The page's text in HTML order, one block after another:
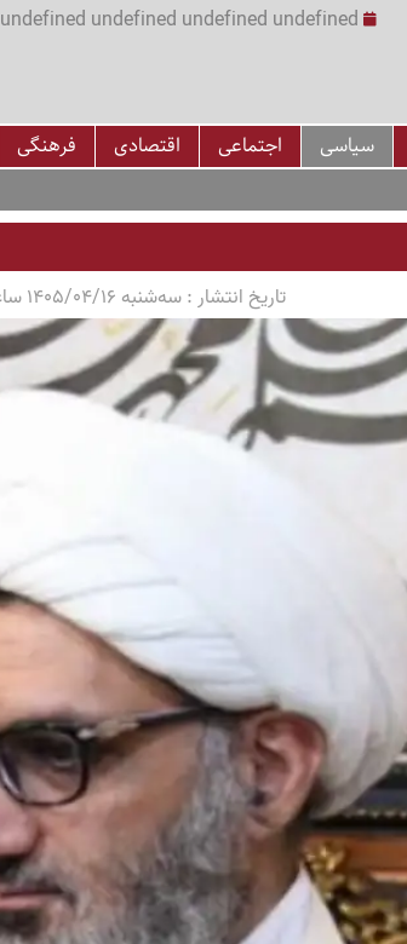
undefined undefined undefined undefined | ساعت undefined:undefined
سیاسی اجتماعی اقتصادی فرهنگی
تاریخ انتشار :سه‌شنبه 1405/04/16 ساعت 23:50